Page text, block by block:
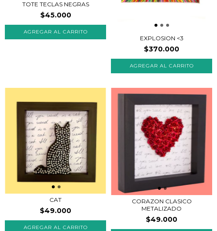
TOTE TECLAS NEGRAS
$45.000
EXPLOSION <3
$370.000
CAT
$49.000
AGREGAR AL CARRITO
CORAZON CLASICO
METALIZADO
$49.000